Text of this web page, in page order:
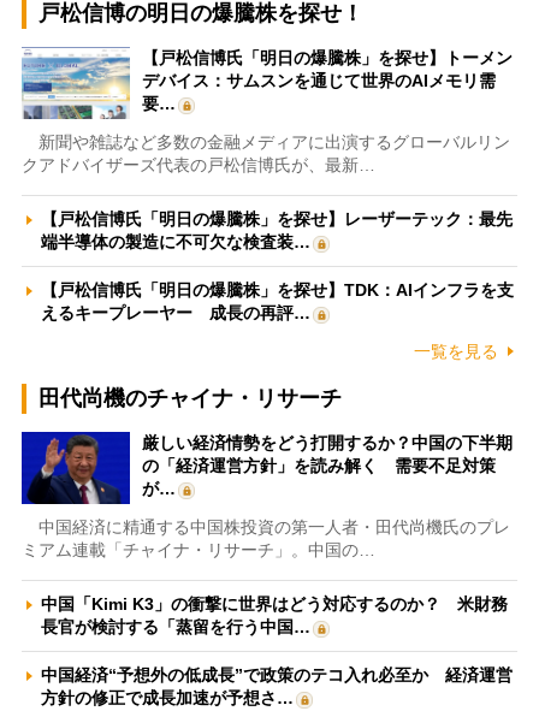
戸松信博の明日の爆騰株を探せ！
【戸松信博氏「明日の爆騰株」を探せ】トーメン
デバイス：サムスンを通じて世界のAIメモリ需
要…
新聞や雑誌など多数の金融メディアに出演するグローバルリン
クアドバイザーズ代表の戸松信博氏が、最新…
【戸松信博氏「明日の爆騰株」を探せ】レーザーテック：最先
端半導体の製造に不可欠な検査装…
【戸松信博氏「明日の爆騰株」を探せ】TDK：AIインフラを支
えるキープレーヤー 成長の再評…
一覧を見る
田代尚機のチャイナ・リサーチ
厳しい経済情勢をどう打開するか？中国の下半期
の「経済運営方針」を読み解く 需要不足対策
が…
中国経済に精通する中国株投資の第一人者・田代尚機氏のプレ
ミアム連載「チャイナ・リサーチ」。中国の…
中国「Kimi K3」の衝撃に世界はどう対応するのか？ 米財務
長官が検討する「蒸留を行う中国…
中国経済“予想外の低成長”で政策のテコ入れ必至か 経済運営
方針の修正で成長加速が予想さ…